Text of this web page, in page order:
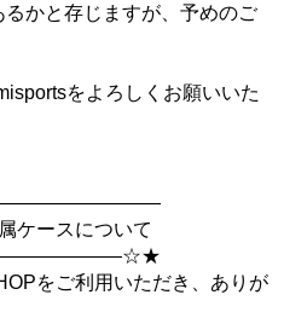
かと存じますが、予めのご
をよろしくお願いいた
ケースについて
をご利用いただき、ありが